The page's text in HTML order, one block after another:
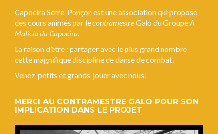
Capoeira Serre-Ponçon est une association qui propose
des cours animés par lecontramestreGalo du GroupeA
Malicia da Capoeira
La raison d’être : partager avec le plus grand nombre
cette magnifique discipline de danse de combat.
Venez, petits et grands, jouer avec nous!
MERCI AU CONTRAMESTRE GALO POUR SON
IMPLICATION DANS LE PROJET